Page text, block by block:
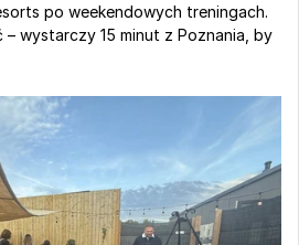
po weekendowych treningach.
wystarczy 15 minut z Poznania, by